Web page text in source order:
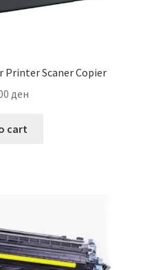
Printer Scaner Copier
ден
cart